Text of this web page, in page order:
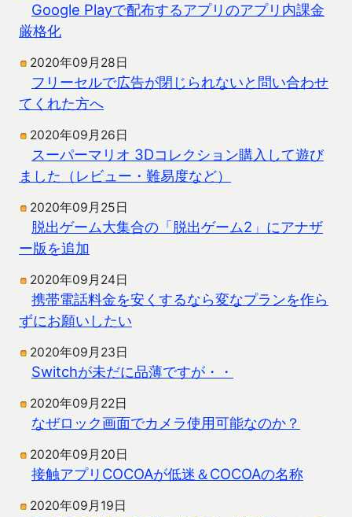
Google Playで配布するアプリのアプリ内課金
厳格化
2020年09月28日
フリーセルで広告が閉じられないと問い合わせ
てくれた方へ
2020年09月26日
スーパーマリオ 3Dコレクション購入して遊び
ました（レビュー・難易度など）
2020年09月25日
脱出ゲーム大集合の「脱出ゲーム2」にアナザ
ー版を追加
2020年09月24日
携帯電話料金を安くするなら変なプランを作ら
ずにお願いしたい
2020年09月23日
Switchが未だに品薄ですが・・
2020年09月22日
なぜロック画面でカメラ使用可能なのか？
2020年09月20日
接触アプリCOCOAが低迷＆COCOAの名称
2020年09月19日